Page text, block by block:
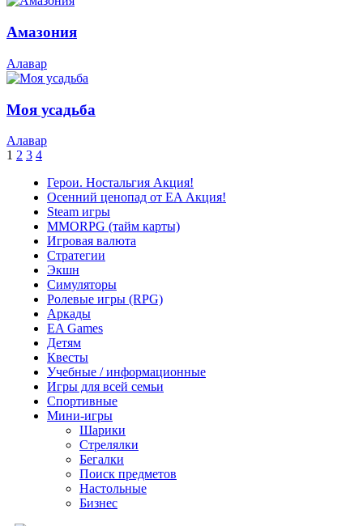
Амазония
Алавар
Моя усадьба
Алавар
1 2 3 4
Герои. Ностальгия Акция!
Осенний ценопад от EA Акция!
Steam игры
MMORPG (тайм карты)
Игровая валюта
Стратегии
Экшн
Симуляторы
Ролевые игры (RPG)
Аркады
EA Games
Детям
Квесты
Учебные / информационные
Игры для всей семьи
Спортивные
Мини-игры
Шарики
Стрелялки
Бегалки
Поиск предметов
Настольные
Бизнес